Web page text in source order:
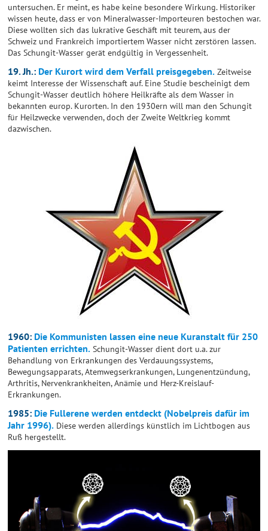
untersuchen. Er meint, es habe keine besondere Wirkung. Historiker
wissen heute, dass er von Mineralwasser-Importeuren bestochen war.
Diese wollten sich das lukrative Geschäft mit teurem, aus der
Schweiz und Frankreich importiertem Wasser nicht zerstören lassen.
Das Schungit-Wasser gerät endgültig in Vergessenheit.
19. Jh.: Der Kurort wird dem Verfall preisgegeben.Zeitweise
keimt Interesse der Wissenschaft auf. Eine Studie bescheinigt dem
Schungit-Wasser deutlich höhere Heilkräfte als dem Wasser in
bekannten europ. Kurorten. In den 1930ern will man den Schungit
für Heilzwecke verwenden, doch der Zweite Weltkrieg kommt
dazwischen.
1960: Die Kommunisten lassen eine neue Kuranstalt für 250
Patienten errichten.Schungit-Wasser dient dort u.a. zur
Behandlung von Erkrankungen des Verdauungssystems,
Bewegungsapparats, Atemwegserkrankungen, Lungenentzündung,
Arthritis, Nervenkrankheiten, Anämie und Herz-Kreislauf-
Erkrankungen.
1985: Die Fullerene werden entdeckt (Nobelpreis dafür im
Jahr 1996).Diese werden allerdings künstlich im Lichtbogen aus
Ruß hergestellt.